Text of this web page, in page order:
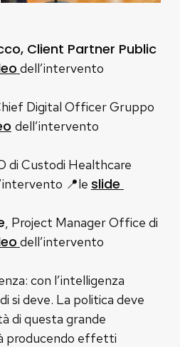
Client Partner Public
dell’intervento
Digital Officer Gruppo
dell’intervento
di Custodi Healthcare
📍le slide
, Project Manager Office di
dell’intervento
con l’intelligenza
si deve. La politica deve
di questa grande
producendo effetti